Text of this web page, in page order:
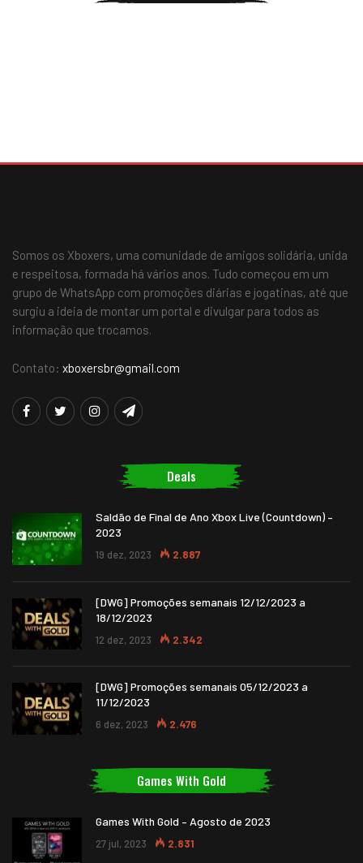
Somos os Xboxers, uma comunidade de amigos solidária, unida
e respeitosa, formada há vários anos. Tudo começou em um
grupo de WhatsApp com promoções diárias e jogatinas, até que
surgiu a ideia de montar um portal e divulgar para todos as
informação que trocamos.
Contato: xboxersbr@gmail.com
Deals
Saldão de Final de Ano Xbox Live (Countdown) –
2023
19 dez, 2023 2.887
[DWG] Promoções semanais 12/12/2023 a
18/12/2023
12 dez, 2023 2.342
[DWG] Promoções semanais 05/12/2023 a
11/12/2023
6 dez, 2023 2.476
Games With Gold
Games With Gold – Agosto de 2023
27 jul, 2023 2.831